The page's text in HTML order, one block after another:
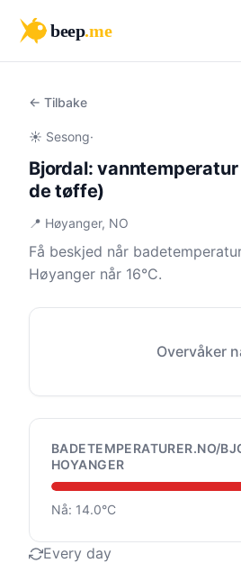
beep.me
← Tilbake
☀️ Sesong·
Bjordal:
de tøffe)
📍 Høyanger, NO
Få beskjed når
Høyanger når 16°C.
Overvåker
BADETEMPERATURER.NO/
HOYANGER
Nå: 14.0°C
Every day